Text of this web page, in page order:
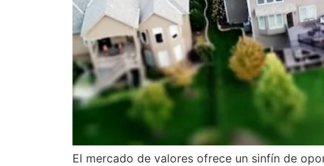
El mercado de valores ofrece un sinfín de